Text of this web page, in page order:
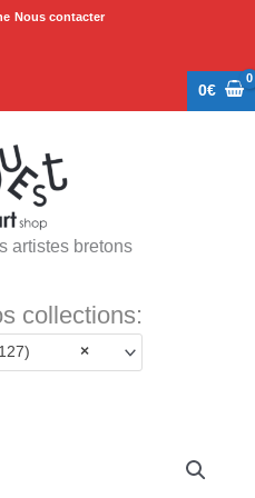
Nous contacter
0€
artistes bretons
collections:
×